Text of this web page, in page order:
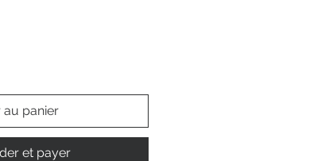
panier
et payer